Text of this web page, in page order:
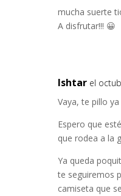
mucha suerte
A disfrutar!!! 😀
Ishtar el
Vaya, te pillo
Espero que
que rodea a la
Ya queda
te seguiremos
camiseta que